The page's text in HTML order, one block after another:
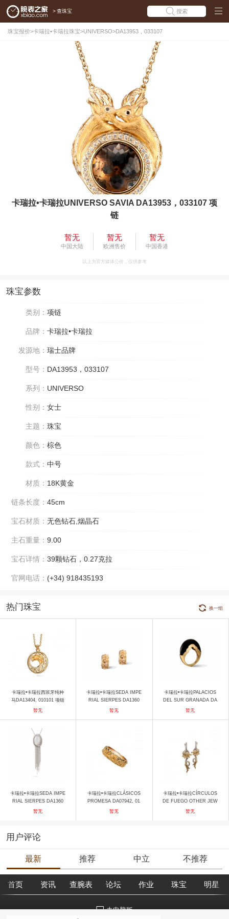
> 查珠宝 搜索
珠宝报价>卡瑞拉•卡瑞拉珠宝>UNIVERSO>DA13953，033107
卡瑞拉•卡瑞拉UNIVERSO SAVIA DA13953，033107 项
链
暂无
中国大陆
暂无
欧洲售价
暂无
中国香港
以上为官方媒体公价，仅供参考
珠宝参数
类别： 项链
品牌： 卡瑞拉•卡瑞拉
发源地： 瑞士品牌
型号： DA13953，033107
系列： UNIVERSO
性别： 女士
主题： 珠宝
颜色： 棕色
款式： 中号
材质： 18K黄金
链条长度： 45cm
宝石材质： 无色钻石,烟晶石
主石重量： 9.00
宝石详情： 39颗钻石，0.27克拉
官网电话： (+34) 918435193
热门珠宝 换一组
卡瑞拉•卡瑞拉西班牙纯种
马DA13404, 010101 项链
暂无
卡瑞拉•卡瑞拉SEDA IMPE
RIAL SIERPES DA1360
6，010101 耳饰
暂无
卡瑞拉•卡瑞拉PALACIOS
DEL SUR GRANADA DA
11854, 010708 戒指
暂无
卡瑞拉•卡瑞拉SEDA IMPE
RIAL SIERPES DA1360
2，029919 项链
暂无
卡瑞拉•卡瑞拉CLÁSICOS
PROMESA DA07942, 01
戒指
暂无
卡瑞拉•卡瑞拉CÍRCULOS
DE FUEGO OTHER JEW
ELRY DA11251, 030101
暂无
用户评论
最新 推荐 中立 不推荐
首页 资讯 查腕表 论坛 作业 珠宝 明星
去电脑版